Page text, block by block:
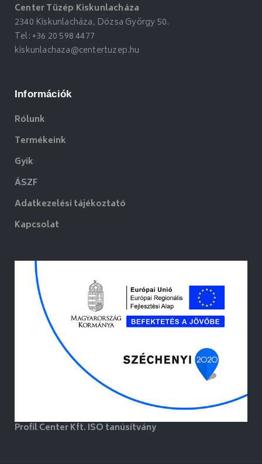
Center Tüzép Kiskunlacháza
2340 Kiskunlacháza, Dózsa György 50.
Tel:+36 20 598 4477
kiskunlachaza@centertuzep.hu
Információk
Rólunk
Termékeink
Gyik
ÁSZF
Adatkezelési tájékoztató
Kapcsolat
Profil Center Kft. ISO tanúsítvány